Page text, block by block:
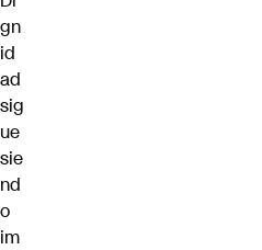
gn
id
ad
sig
ue
sie
nd
o
im